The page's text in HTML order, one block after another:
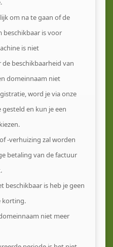
om na te gaan of de
beschikbaar is voor
is niet
beschikbaarheid van
domeinnaam niet
word je via onze
en kun je een
-verhuizing zal worden
betaling van de factuur
beschikbaar is heb je geen
korting.
niet meer